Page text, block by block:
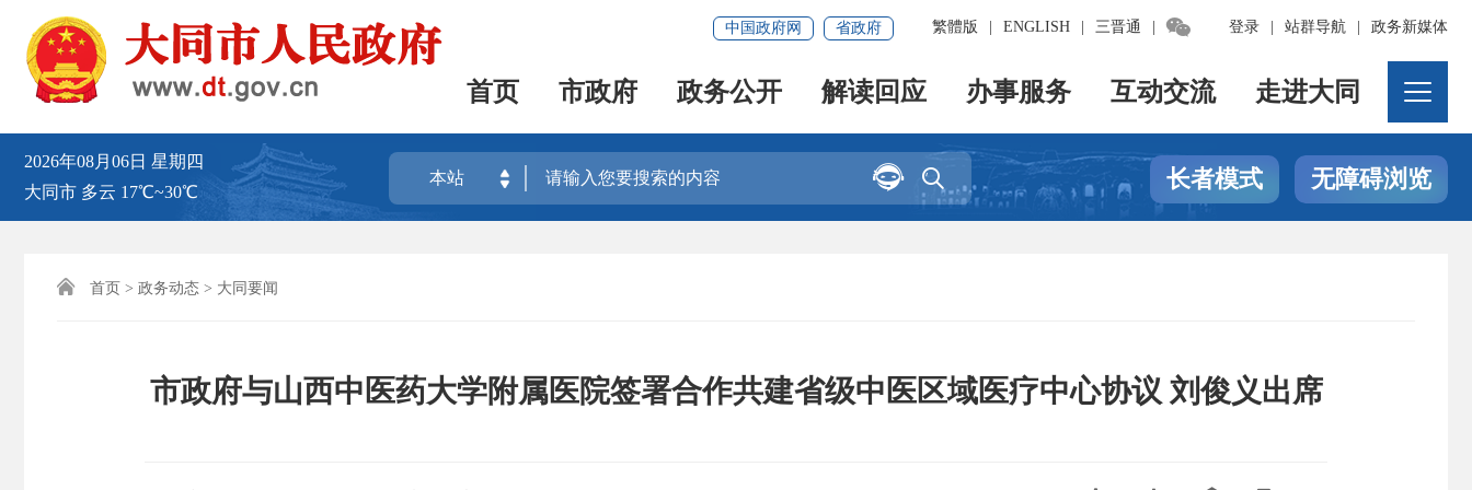
登录 站群导航 政务新媒体
繁體版 ENGLISH 三晋通 
中国政府网 省政府
首页 市政府 政务公开 解读回应 办事服务 互动交流 走进大同
2026年08月06日 星期四
大同市 多云 17℃~30℃
本站 
 长者模式 无障碍浏览
 首页 > 政务动态 > 大同要闻
市政府与山西中医药大学附属医院签署合作共建省级中医区域医疗中心协议 刘俊义出席